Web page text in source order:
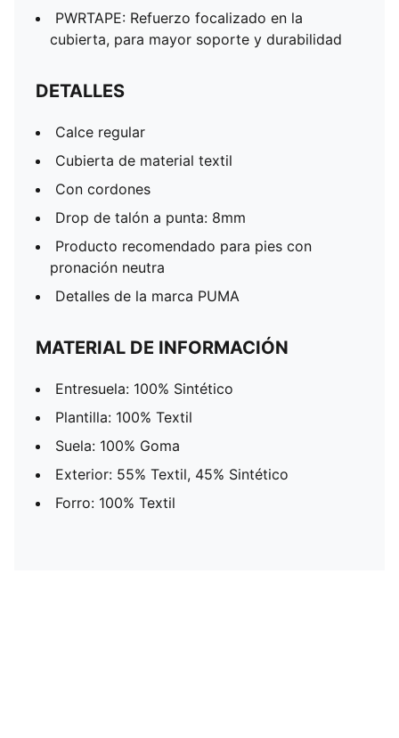
PWRTAPE: Refuerzo focalizado en la
cubierta, para mayor soporte y durabilidad
DETALLES
Calce regular
Cubierta de material textil
Con cordones
Drop de talón a punta: 8mm
Producto recomendado para pies con
pronación neutra
Detalles de la marca PUMA
MATERIAL DE INFORMACIÓN
Entresuela: 100% Sintético
Plantilla: 100% Textil
Suela: 100% Goma
Exterior: 55% Textil, 45% Sintético
Forro: 100% Textil